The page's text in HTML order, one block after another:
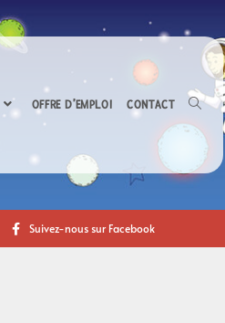
OFFRE D’EMPLOI CONTACT
Suivez-nous sur Facebook